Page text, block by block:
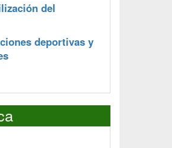
del
deportivas y